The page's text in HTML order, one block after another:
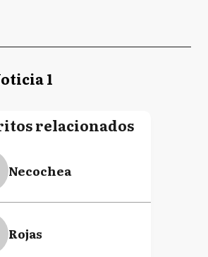
1
relacionados
Necochea
Rojas